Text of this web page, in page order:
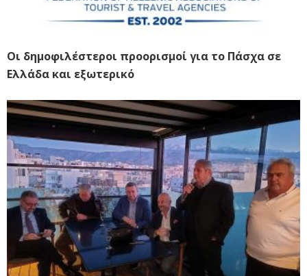
Οι δημοφιλέστεροι προορισμοί για το Πάσχα σε
Ελλάδα και εξωτερικό